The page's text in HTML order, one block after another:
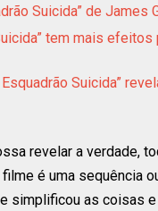
Suicida” de
tem mais
Esquadrão Suicida”
revelar a verdade,
é uma sequência
simplificou as coisas